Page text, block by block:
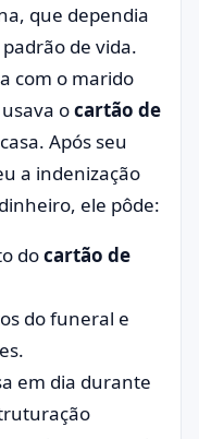
que dependia
de vida.
com o marido
ocartão de
Após seu
a indenização
ele pôde:
docartão de
do funeral e
em dia durante